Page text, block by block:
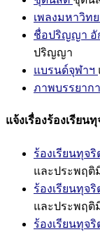
เพลงมหาวิท
ชื่อปริญญา อั
ปริญญา
แบรนด์จุฬาฯ
ภาพบรรยาก
แจ้งเรื่องร้องเรียน
ร้องเรียนทุจ
และประพฤติ
ร้องเรียนทุจ
และประพฤติ
ร้องเรียนทุจ